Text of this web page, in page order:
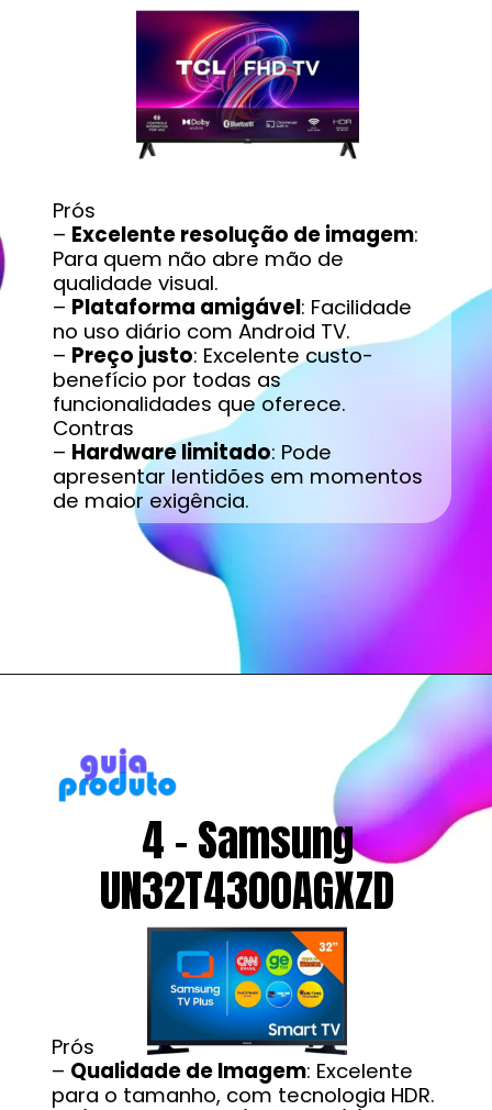
Prós
– Excelente resolução de imagem:
Para quem não abre mão de
qualidade visual.
– Plataforma amigável: Facilidade
no uso diário com Android TV.
– Preço justo: Excelente custo-
benefício por todas as
funcionalidades que oferece.
Contras
– Hardware limitado: Pode
apresentar lentidões em momentos
de maior exigência.
4 - Samsung
UN32T4300AGXZD
Prós
– Qualidade de Imagem: Excelente
para o tamanho, com tecnologia HDR.